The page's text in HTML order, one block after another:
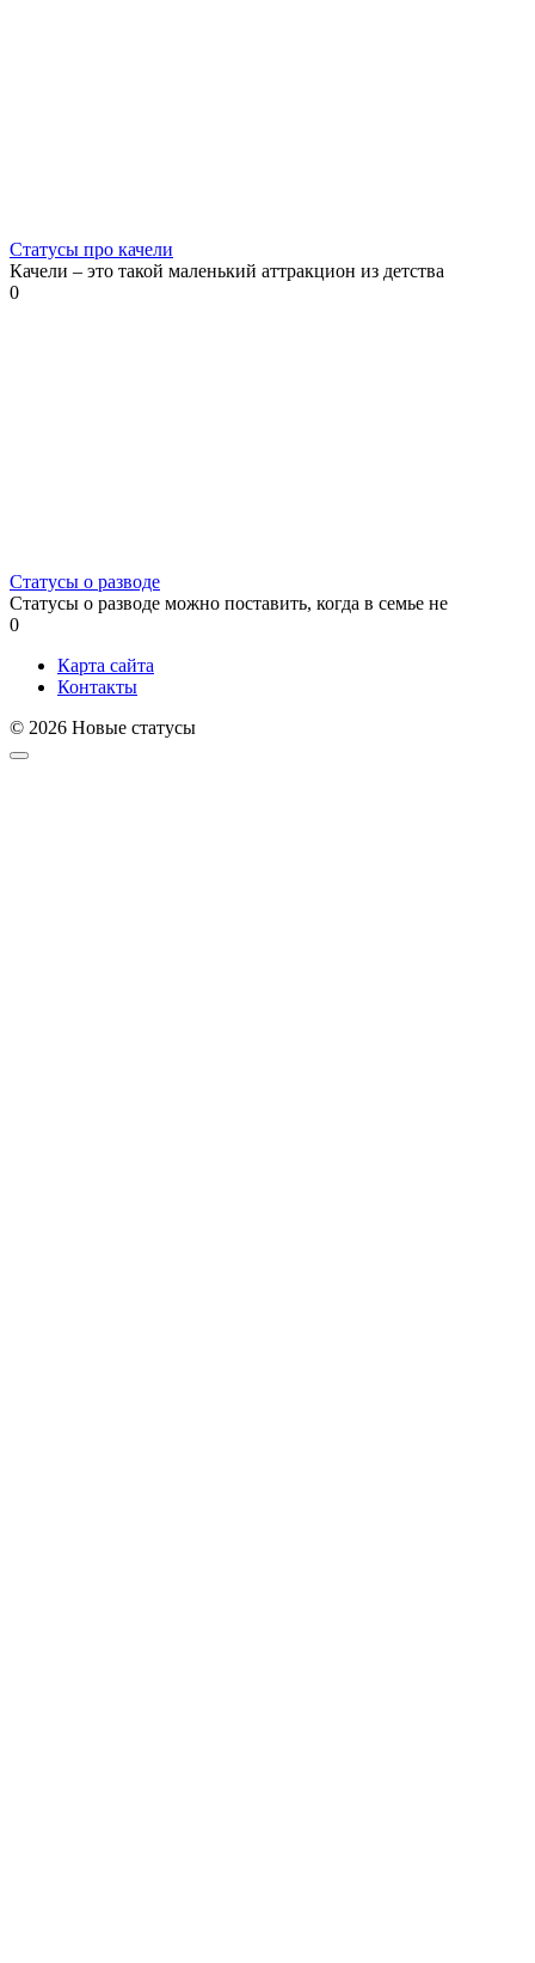
Статусы про качели
Качели – это такой маленький аттракцион из детства
0
Статусы о разводе
Статусы о разводе можно поставить, когда в семье не
0
Карта сайта
Контакты
© 2026 Новые статусы